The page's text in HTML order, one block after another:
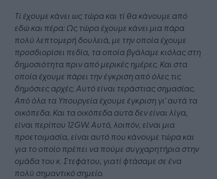
Τί έχουμε κάνει ως τώρα και τί θα κάνουμε από
εδώ και πέρα: Ως τώρα έχουμε κάνει μια πάρα
πολύ λεπτομερή δουλειά, με την οποία έχουμε
προσδιορίσει πεδία, τα οποία βγάλαμε κιόλας στη
δημοσιότητα πριν από μερικές ημέρες. Και στα
οποία έχουμε πάρει την έγκριση από όλες τις
δημόσιες αρχές. Αυτό είναι τεράστιας σημασίας.
Από όλα τα Υπουργεία έχουμε έγκριση γι’ αυτά τα
οικόπεδα. Και τα οικόπεδα αυτά δεν είναι λίγα,
είναι περίπου 12GW. Αυτό, λοιπόν, είναι μια
προετοιμασία, είναι αυτό που κάνουμε τώρα και
για το οποίο πρέπει να πούμε συγχαρητήρια στην
ομάδα του κ. Στεφάτου, γιατί φτάσαμε σε ένα
πολύ σημαντικό σημείο.